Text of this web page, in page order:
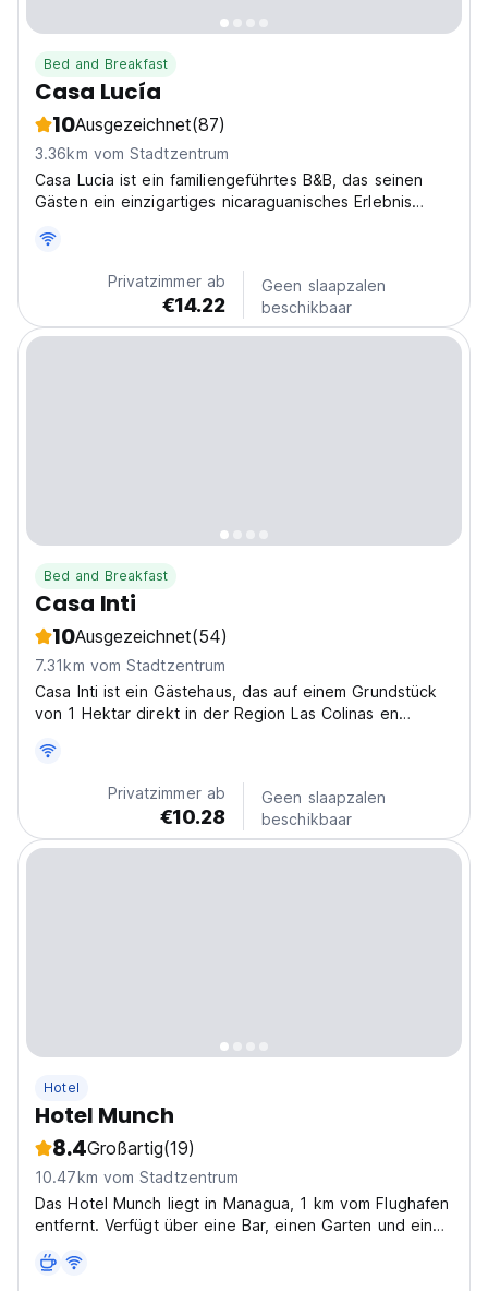
Bed and Breakfast
Casa Lucía
10Ausgezeichnet(87)
3.36km vom Stadtzentrum
Casa Lucia ist ein familiengeführtes B&B, das seinen
Gästen ein einzigartiges nicaraguanisches Erlebnis
Gästen eine persönliche Aufmerksamkeit zu bieten, wie
es kein anderer tut. Wir befinden uns im Herzen...
Privatzimmer ab
€14.22
Geen slaapzalen
beschikbaar
Bed and Breakfast
Casa Inti
10Ausgezeichnet(54)
7.31km vom Stadtzentrum
Casa Inti ist ein Gästehaus, das auf einem Grundstück
von 1 Hektar direkt in der Region Las Colinas en
Privatzimmer ab
€10.28
Geen slaapzalen
beschikbaar
Hotel
Hotel Munch
8.4Großartig(19)
10.47km vom Stadtzentrum
Das Hotel Munch liegt in Managua, 1 km vom Flughafen
entfernt. Verfügt über eine Bar, einen Garten und eine